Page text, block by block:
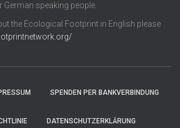
speaking people.
the Ecological Footprint in English please
SPENDEN PER BANKVERBINDUNG
DATENSCHUTZERKLÄRUNG